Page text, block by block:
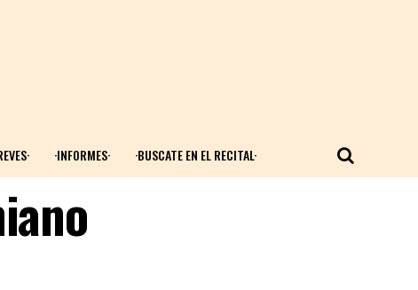
·INFORMES· ·BUSCATE EN EL RECITAL·